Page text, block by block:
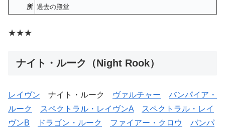
所 過去の殿堂
★★★
ナイト・ルーク（Night Rook）
レイヴン ナイト・ルーク ヴァルチャー
バンパイア・
ルーク
スペクトラル・レイヴンA
スペクトラル・レイ
ヴンB
ドラゴン・ルーク ファイアー・クロウ
バンパ